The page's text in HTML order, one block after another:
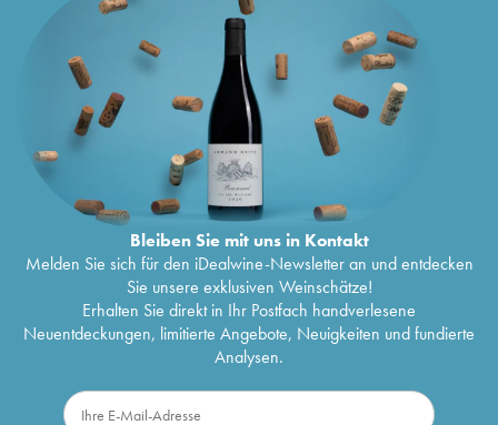
Bleiben Sie mit uns in Kontakt
Melden Sie sich für den iDealwine-Newsletter an und entdecken
Sie unsere exklusiven Weinschätze!
Erhalten Sie direkt in Ihr Postfach handverlesene
Neuentdeckungen, limitierte Angebote, Neuigkeiten und fundierte
Analysen.